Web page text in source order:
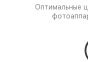
Оптимальные